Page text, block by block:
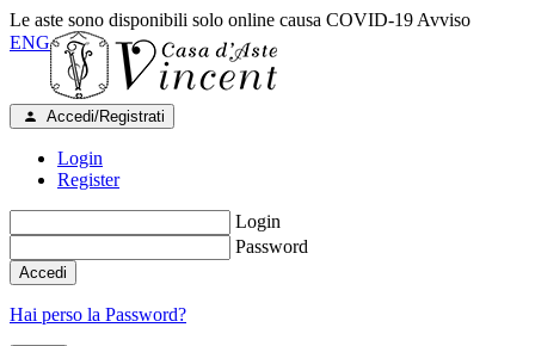
Le aste sono disponibili solo online causa COVID-19 Avviso
ENG
Accedi/Registrati
Login
Register
Login
Password
Accedi
Hai perso la Password?